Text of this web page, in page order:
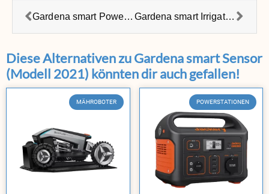
Gardena smart Power Zwischenstecker für Aussenbereich Gardena smart Irrigation Control – Bewässerungssteuerung
Diese Alternativen zu Gardena smart Sensor
(Modell 2021) könnten dir auch gefallen!
MÄHROBOTER POWERSTATIONEN